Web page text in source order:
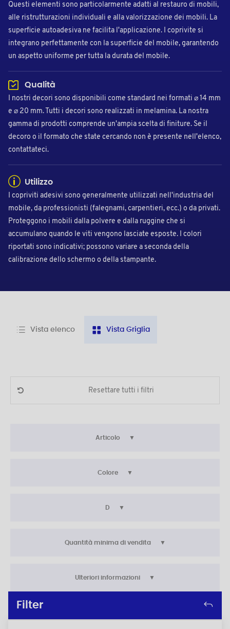
Questi elementi sono particolarmente adatti al restauro di mobili,
alle ristrutturazioni individuali e alla valorizzazione dei mobili. La
superficie autoadesiva ne facilita l'applicazione. I coprivite si
integrano perfettamente con la superficie del mobile, garantendo
un aspetto uniforme per tutta la durata del mobile.
Qualità
I nostri decori sono disponibili come standard nei formati ⌀ 14 mm
e ⌀ 20 mm. Tutti i decori sono realizzati in melamina. La nostra
gamma di prodotti comprende un'ampia scelta di finiture. Se il
decoro o il formato che state cercando non è presente nell'elenco,
contattateci.
Utilizzo
I copriviti adesivi sono generalmente utilizzati nell'industria del
mobile, da professionisti (falegnami, carpentieri, ecc.) o da privati.
Proteggono i mobili dalla polvere e dalla ruggine che si
accumulano quando le viti vengono lasciate esposte. I colori
riportati sono indicativi; possono variare a seconda della
calibrazione dello schermo o della stampante.
Vista elenco Vista Griglia
Resettare tutti i filtri
Articolo
Colore
D
Quantità minima di vendita
Ulteriori informazioni
Filter